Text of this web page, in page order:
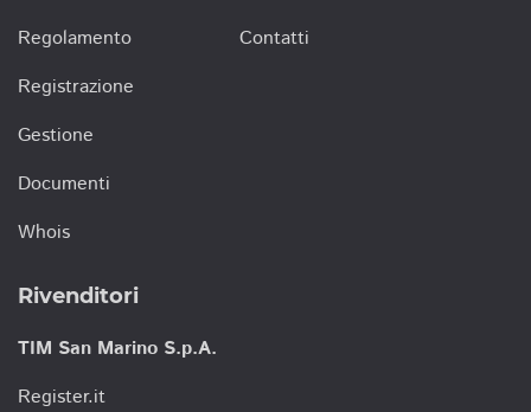
Regolamento
Registrazione
Gestione
Documenti
Whois
Contatti
Rivenditori
TIM San Marino S.p.A.
Register.it